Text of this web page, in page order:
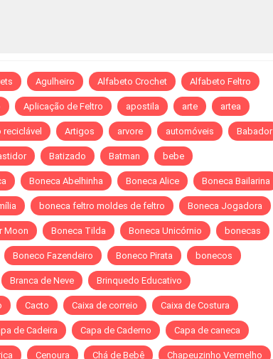
Agulheiro Alfabeto Crochet Alfabeto Feltro
Aplicação de Feltro apostila arte artea
reciclável Artigos arvore automóveis Babador
Batizado Batman bebe
Boneca Abelhinha Boneca Alice Boneca Bailarina
boneca feltro moldes de feltro Boneca Jogadora
Moon Boneca Tilda Boneca Unicórnio bonecas
Boneco Fazendeiro Boneco Pirata bonecos
Branca de Neve Brinquedo Educativo
Cacto Caixa de correio Caixa de Costura
de Cadeira Capa de Caderno Capa de caneca
Cenoura Chá de Bebê Chapeuzinho Vermelho